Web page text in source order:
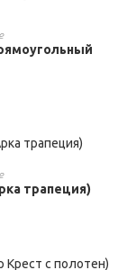
трапеция)